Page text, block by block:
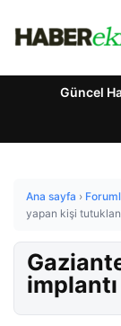
Güncel
Ana sayfa ›
yapan kişi